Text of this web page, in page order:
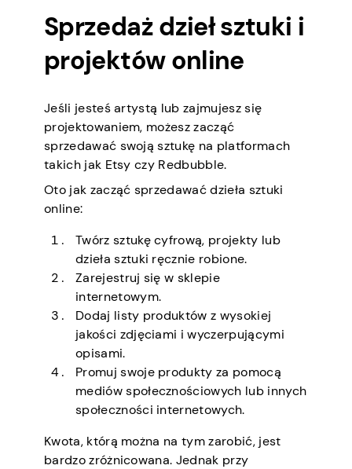
Sprzedaż dzieł sztuki i
projektów online
Jeśli jesteś artystą lub zajmujesz się
projektowaniem, możesz zacząć
sprzedawać swoją sztukę na platformach
takich jak Etsy czy Redbubble.
Oto jak zacząć sprzedawać dzieła sztuki
online:
Twórz sztukę cyfrową, projekty lub
dzieła sztuki ręcznie robione.
Zarejestruj się w sklepie
internetowym.
Dodaj listy produktów z wysokiej
jakości zdjęciami i wyczerpującymi
opisami.
Promuj swoje produkty za pomocą
mediów społecznościowych lub innych
społeczności internetowych.
Kwota, którą można na tym zarobić, jest
bardzo zróżnicowana. Jednak przy